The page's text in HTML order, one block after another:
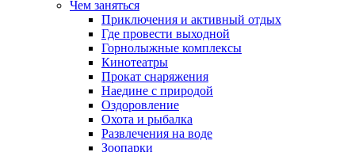
Чем заняться
Приключения и активный отдых
Где провести выходной
Горнолыжные комплексы
Кинотеатры
Прокат снаряжения
Наедине с природой
Оздоровление
Охота и рыбалка
Развлечения на воде
Зоопарки